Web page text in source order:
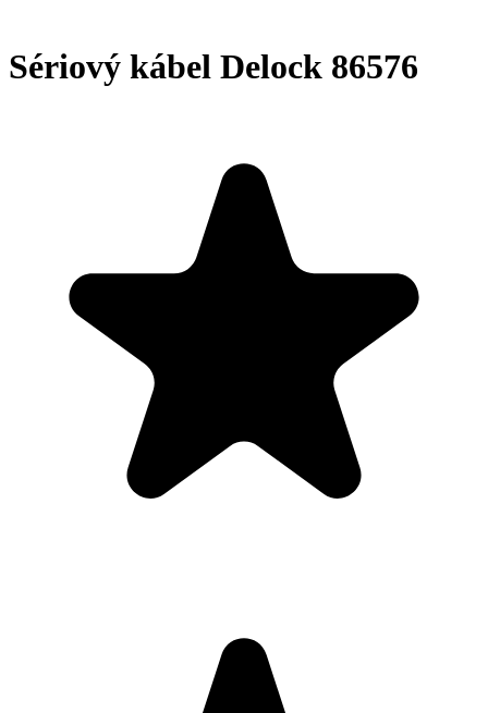
Sériový kábel Delock 86576